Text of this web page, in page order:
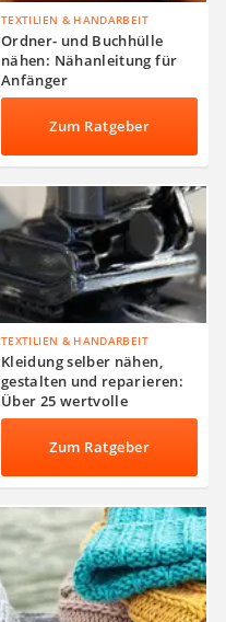
TEXTILIEN & HANDARBEIT
Ordner- und Buchhülle
nähen: Nähanleitung für
Anfänger
Zum Ratgeber
TEXTILIEN & HANDARBEIT
Kleidung selber nähen,
gestalten und reparieren:
Über 25 wertvolle
Anleitungen
Zum Ratgeber